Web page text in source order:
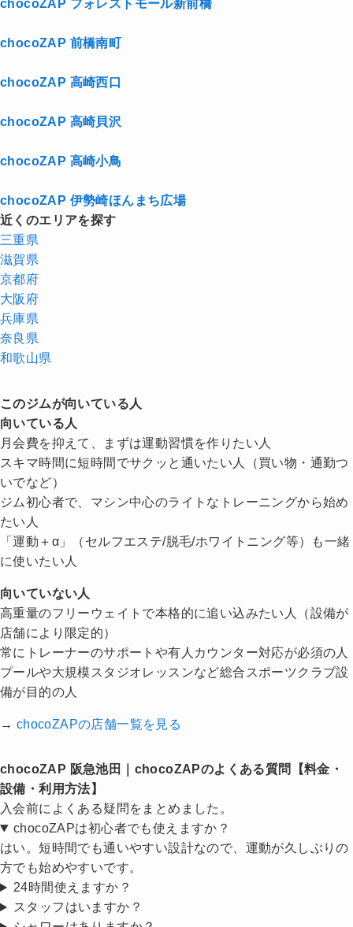
chocoZAP フォレストモール新前橋
chocoZAP 前橋南町
chocoZAP 高崎西口
chocoZAP 高崎貝沢
chocoZAP 高崎小鳥
chocoZAP 伊勢崎ほんまち広場
近くのエリアを探す
三重県
滋賀県
京都府
大阪府
兵庫県
奈良県
和歌山県
このジムが向いている人
向いている人
月会費を抑えて、まずは運動習慣を作りたい人
スキマ時間に短時間でサクッと通いたい人（買い物・通勤つ
いでなど）
ジム初心者で、マシン中心のライトなトレーニングから始め
たい人
「運動＋α」（セルフエステ/脱毛/ホワイトニング等）も一緒
に使いたい人
向いていない人
高重量のフリーウェイトで本格的に追い込みたい人（設備が
店舗により限定的）
常にトレーナーのサポートや有人カウンター対応が必須の人
プールや大規模スタジオレッスンなど総合スポーツクラブ設
備が目的の人
→ chocoZAPの店舗一覧を見る
chocoZAP 阪急池田｜chocoZAPのよくある質問【料金・
設備・利用方法】
入会前によくある疑問をまとめました。
chocoZAPは初心者でも使えますか？
はい。短時間でも通いやすい設計なので、運動が久しぶりの
方でも始めやすいです。
24時間使えますか？
スタッフはいますか？